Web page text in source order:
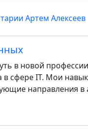
Артем Алексеев
в новой
в сфере IT. Мои
направления в